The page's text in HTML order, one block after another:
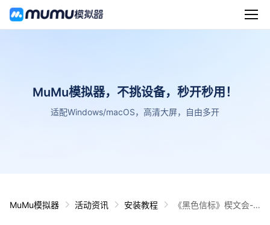
MuMu模拟器，不挑设备，秒开秒用！
适配Windows/macOS，高清大屏，自由多开
MuMu模拟器 活动资讯 安装教程
《黑色信标》楔文会-